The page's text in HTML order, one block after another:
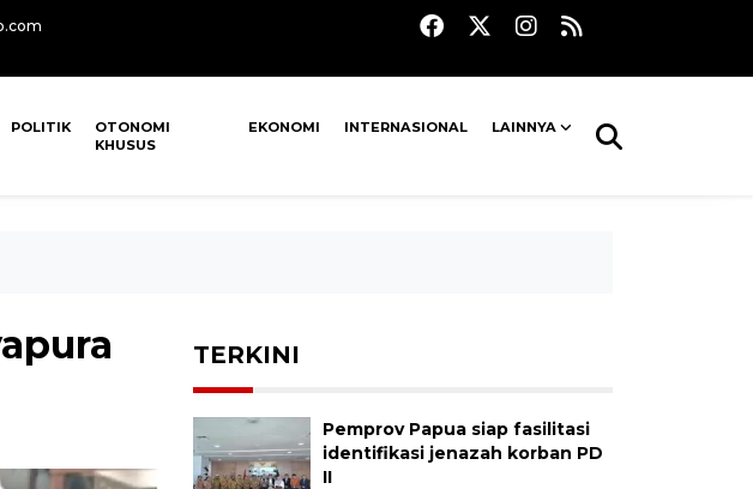
POLITIK
OTONOMI
KHUSUS
EKONOMI INTERNASIONAL LAINNYA
TERKINI
Pemprov Papua siap fasilitasi
identifikasi jenazah korban PD
II